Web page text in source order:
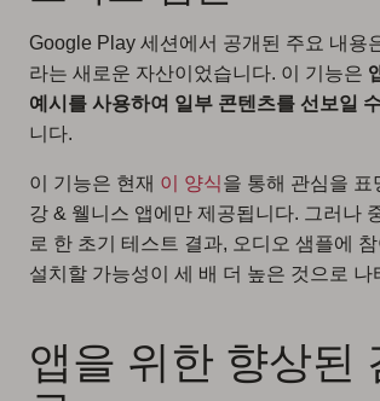
Google Play 세션에서 공개된 주요 내용
라는 새로운 자산이었습니다. 이 기능은
예시를 사용하여 일부 콘텐츠를 선보일
니다.
이 기능은 현재 이 양식을 통해 관심을 표
강 & 웰니스 앱에만 제공됩니다. 그러나
로 한 초기 테스트 결과, 오디오 샘플에
설치할 가능성이 세 배 더 높은 것으로 나
앱을 위한 향상된